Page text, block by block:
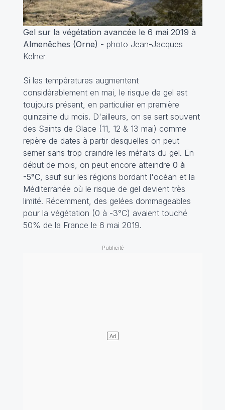
Gel sur la végétation avancée le 6 mai 2019 à
Almenêches (Orne) - photo Jean-Jacques
Kelner
Si les températures augmentent
considérablement en mai, le risque de gel est
toujours présent, en particulier en première
quinzaine du mois. D'ailleurs, on se sert souvent
des Saints de Glace (11, 12 & 13 mai) comme
repère de dates à partir desquelles on peut
semer sans trop craindre les méfaits du gel. En
début de mois, on peut encore atteindre 0 à
-5°C, sauf sur les régions bordant l'océan et la
Méditerranée où le risque de gel devient très
limité. Récemment, des gelées dommageables
pour la végétation (0 à -3°C) avaient touché
50% de la France le 6 mai 2019.